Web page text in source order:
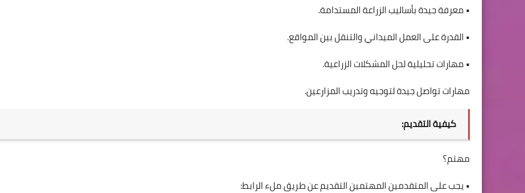
• معرفة جيدة بأساليب الزراعة المستدامة.
• القدرة على العمل الميداني والتنقل بين المواقع.
• مهارات تحليلية لحل المشكلات الزراعية.
مهارات تواصل جيدة لتوجيه وتدريب المزارعين.
كيفية التقديم:
مهتم؟
• يجب على المتقدمين المهتمين التقديم عن طريق ملء الرابط: